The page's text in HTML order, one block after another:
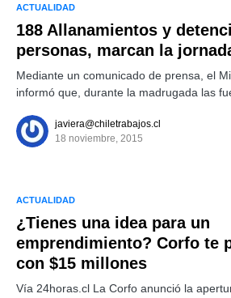
ACTUALIDAD
188 Allanamientos y
personas, marcan la
Mediante un comunicado de prensa, el
informó que, durante la madrugada las
javiera@chiletrabajos.cl
18 noviembre, 2015
ACTUALIDAD
¿Tienes una idea para un
emprendimiento? Corfo te
con $15 millones
Vía 24horas.cl La Corfo anunció la